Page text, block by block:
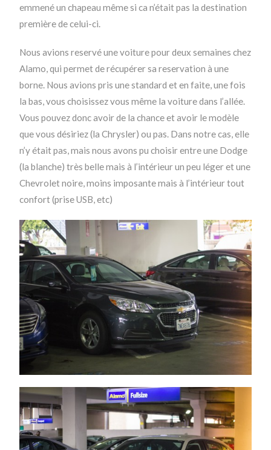
emmené un chapeau même si ca n’était pas la destination
première de celui-ci.
Nous avions reservé une voiture pour deux semaines chez
Alamo, qui permet de récupérer sa reservation à une
borne. Nous avions pris une standard et en faite, une fois
la bas, vous choisissez vous même la voiture dans l’allée.
Vous pouvez donc avoir de la chance et avoir le modèle
que vous désiriez (la Chrysler) ou pas. Dans notre cas, elle
n’y était pas, mais nous avons pu choisir entre une Dodge
(la blanche) très belle mais à l’intérieur un peu léger et une
Chevrolet noire, moins imposante mais à l’intérieur tout
confort (prise USB, etc)